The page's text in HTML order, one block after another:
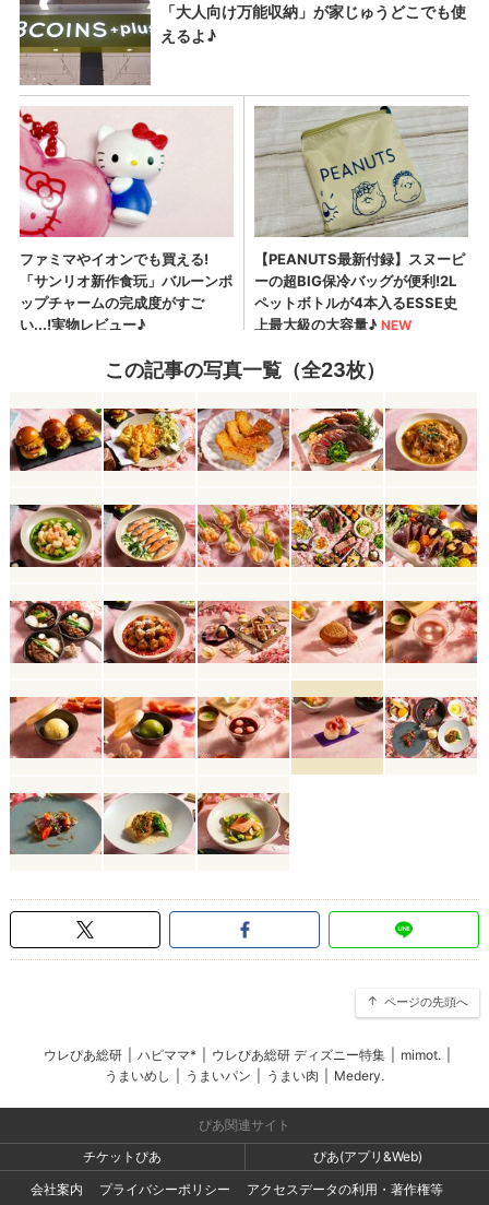
この記事の写真一覧（全23枚）
ページの先頭へ
ウレぴあ総研 ハピママ* ウレぴあ総研 ディズニー特集 mimot.
うまいめし
うまいパン うまい肉 Medery.
ぴあ関連サイト
チケットぴあ
ぴあ(アプリ&Web)
会社案内
プライバシーポリシー アクセスデータの利用・著作権等